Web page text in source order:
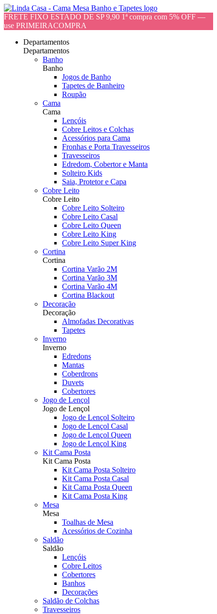
FRETE FIXO ESTADO DE SP 9,90 1ª compra com 5% OFF —
use PRIMEIRACOMPRA
Departamentos
Departamentos
Banho
Banho
Jogos de Banho
Tapetes de Banheiro
Roupão
Cama
Cama
Lençóis
Cobre Leitos e Colchas
Acessórios para Cama
Fronhas e Porta Travesseiros
Travesseiros
Edredom, Cobertor e Manta
Solteiro Kids
Saia, Protetor e Capa
Cobre Leito
Cobre Leito
Cobre Leito Solteiro
Cobre Leito Casal
Cobre Leito Queen
Cobre Leito King
Cobre Leito Super King
Cortina
Cortina
Cortina Varão 2M
Cortina Varão 3M
Cortina Varão 4M
Cortina Blackout
Decoração
Decoração
Almofadas Decorativas
Tapetes
Inverno
Inverno
Edredons
Mantas
Coberdrons
Duvets
Cobertores
Jogo de Lençol
Jogo de Lençol
Jogo de Lençol Solteiro
Jogo de Lençol Casal
Jogo de Lençol Queen
Jogo de Lençol King
Kit Cama Posta
Kit Cama Posta
Kit Cama Posta Solteiro
Kit Cama Posta Casal
Kit Cama Posta Queen
Kit Cama Posta King
Mesa
Mesa
Toalhas de Mesa
Acessórios de Cozinha
Saldão
Saldão
Lençóis
Cobre Leitos
Cobertores
Banhos
Decorações
Saldão de Colchas
Travesseiros